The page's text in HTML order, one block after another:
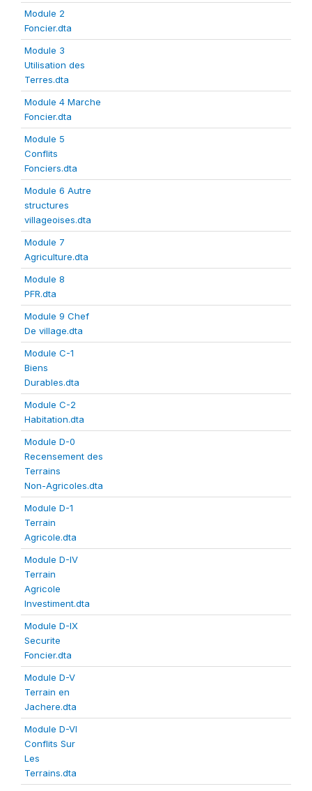
Module 2
Foncier.dta
Module 3
Utilisation des
Terres.dta
Module 4 Marche
Foncier.dta
Module 5
Conflits
Fonciers.dta
Module 6 Autre
structures
villageoises.dta
Module 7
Agriculture.dta
Module 8
PFR.dta
Module 9 Chef
De village.dta
Module C-1
Biens
Durables.dta
Module C-2
Habitation.dta
Module D-0
Recensement des
Terrains
Non-Agricoles.dta
Module D-1
Terrain
Agricole.dta
Module D-IV
Terrain
Agricole
Investiment.dta
Module D-IX
Securite
Foncier.dta
Module D-V
Terrain en
Jachere.dta
Module D-VI
Conflits Sur
Les
Terrains.dta